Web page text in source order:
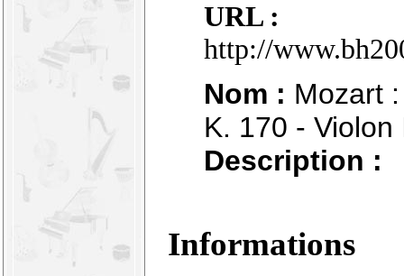
URL :
http://
Nom : Mozart
K. 170 - Violon
Description :
Informations